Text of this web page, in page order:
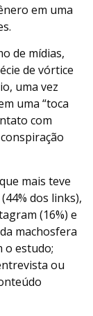
em uma
de mídias,
de vórtice
uma vez
uma “toca
com
mais teve
dos links),
(16%) e
machosfera
o estudo;
ou